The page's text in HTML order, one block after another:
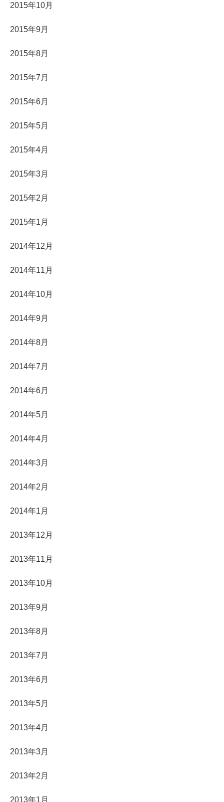
2015年10月
2015年9月
2015年8月
2015年7月
2015年6月
2015年5月
2015年4月
2015年3月
2015年2月
2015年1月
2014年12月
2014年11月
2014年10月
2014年9月
2014年8月
2014年7月
2014年6月
2014年5月
2014年4月
2014年3月
2014年2月
2014年1月
2013年12月
2013年11月
2013年10月
2013年9月
2013年8月
2013年7月
2013年6月
2013年5月
2013年4月
2013年3月
2013年2月
2013年1月